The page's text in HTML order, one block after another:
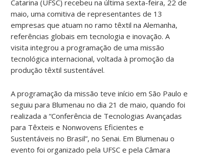
Catarina (UFSC) recebeu na última sexta-feira, 22 de
maio, uma comitiva de representantes de 13
empresas que atuam no ramo têxtil na Alemanha,
referências globais em tecnologia e inovação. A
visita integrou a programação de uma missão
tecnológica internacional, voltada à promoção da
produção têxtil sustentável.
A programação da missão teve início em São Paulo e
seguiu para Blumenau no dia 21 de maio, quando foi
realizada a “Conferência de Tecnologias Avançadas
para Têxteis e Nonwovens Eficientes e
Sustentáveis no Brasil”, no Senai. Em Blumenau o
evento foi organizado pela UFSC e pela Câmara